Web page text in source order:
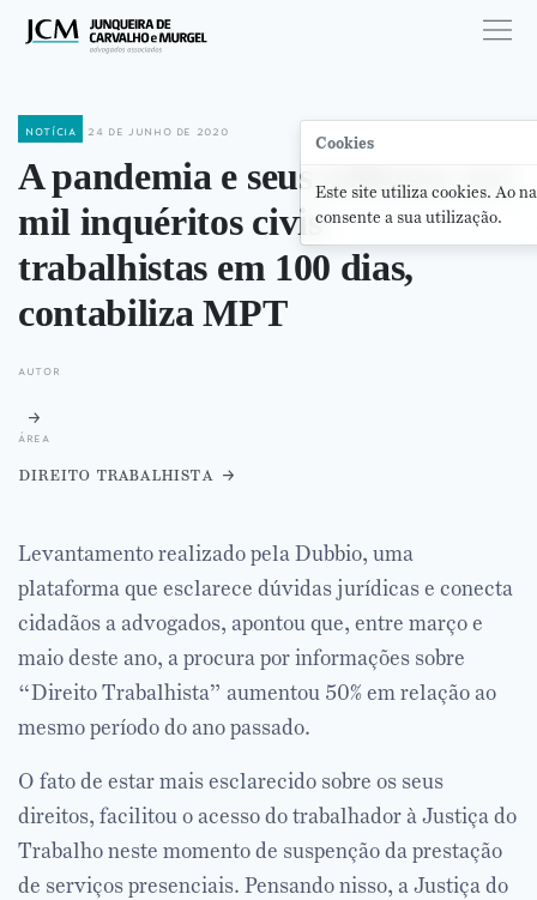
notícia 24 de junho de 2020
A pandemia e seus reflexos: 4,2
mil inquéritos civis
trabalhistas em 100 dias,
contabiliza MPT
autor
área
direito trabalhista
Levantamento realizado pela Dubbio, uma
plataforma que esclarece dúvidas jurídicas e conecta
cidadãos a advogados, apontou que, entre março e
maio deste ano, a procura por informações sobre
“Direito Trabalhista” aumentou 50% em relação ao
mesmo período do ano passado.
O fato de estar mais esclarecido sobre os seus
direitos, facilitou o acesso do trabalhador à Justiça do
Trabalho neste momento de suspenção da prestação
de serviços presenciais. Pensando nisso, a Justiça do
Cookies
Este site utiliza cookies. Ao
consente a sua utilização.